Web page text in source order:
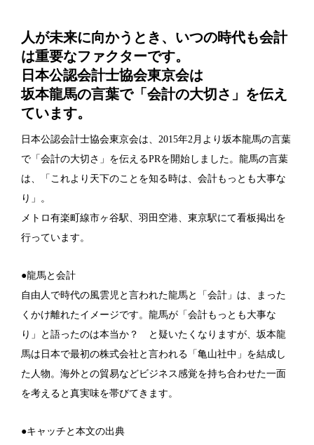
人が未来に向かうとき、いつの時代も会計
は重要なファクターです。
日本公認会計士協会東京会は
坂本龍馬の言葉で「会計の大切さ」を伝え
ています。
日本公認会計士協会東京会は、2015年2月より坂本龍馬の言葉
で「会計の大切さ」を伝えるPRを開始しました。龍馬の言葉
は、「これより天下のことを知る時は、会計もっとも大事な
り」。
メトロ有楽町線市ヶ谷駅、羽田空港、東京駅にて看板掲出を
行っています。
●龍馬と会計
自由人で時代の風雲児と言われた龍馬と「会計」は、まった
くかけ離れたイメージです。龍馬が「会計もっとも大事な
り」と語ったのは本当か？ と疑いたくなりますが、坂本龍
馬は日本で最初の株式会社と言われる「亀山社中」を結成し
た人物。海外との貿易などビジネス感覚を持ち合わせた一面
を考えると真実味を帯びてきます。
●キャッチと本文の出典